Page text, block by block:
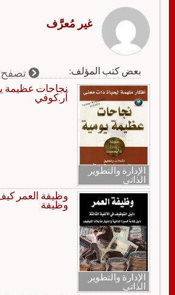
غير مُعرَّف
بعض كتب المؤلف:
الإدارة والتطوير
الذاتي
نجاحات عظيمة
آر.كوفي
الإدارة والتطوير
الذاتي
وظيفة العمر
وظيفة